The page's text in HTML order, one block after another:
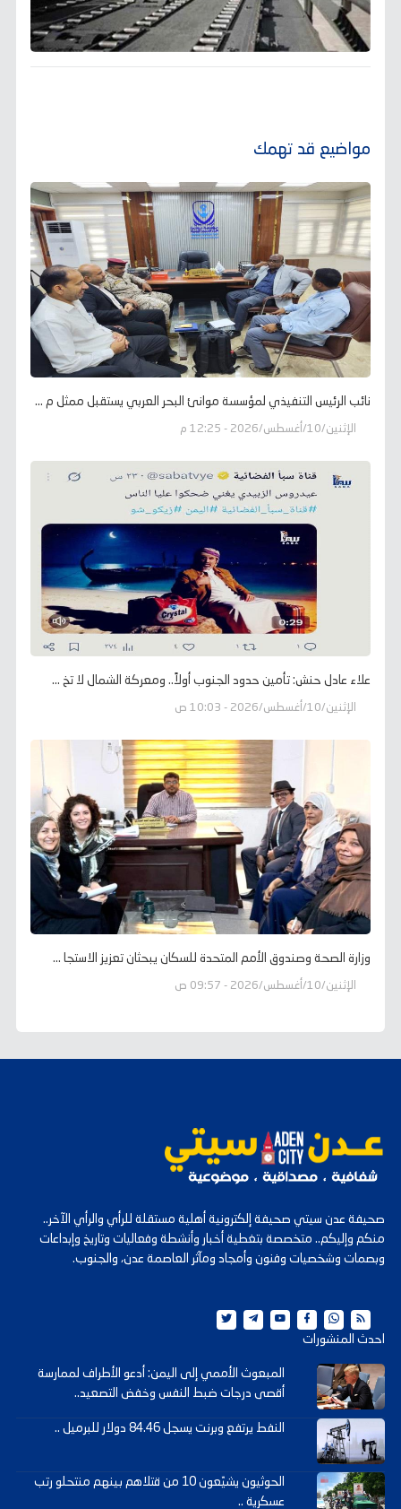
مواضيع قد تهمك
نائب الرئيس التنفيذي لمؤسسة موانئ البحر العربي يستقبل ممثل م ...
الإثنين/10/أغسطس/2026 - 12:25 م
علاء عادل حنش: تأمين حدود الجنوب أولاً.. ومعركة الشمال لا تخ ...
الإثنين/10/أغسطس/2026 - 10:03 ص
وزارة الصحة وصندوق الأمم المتحدة للسكان يبحثان تعزيز الاستجا ...
الإثنين/10/أغسطس/2026 - 09:57 ص
صحيفة عدن سيتي صحيفة إلكترونية أهلية مستقلة للرأي والرأي الآخر..
منكم وإليكم.. متخصصة بتغطية أخبار وأنشطة وفعاليات وتاريخ وإبداعات
وبصمات وشخصيات وفنون وأمجاد ومآثر العاصمة عدن، والجنوب.
احدث المنشورات
المبعوث الأممي إلى اليمن: أدعو الأطراف لممارسة
أقصى درجات ضبط النفس وخفض التصعيد..
النفط يرتفع وبرنت يسجل 84.46 دولار للبرميل ..
الحوثيون يشيّعون 10 من قتلاهم بينهم منتحلو رتب
عسكرية ..